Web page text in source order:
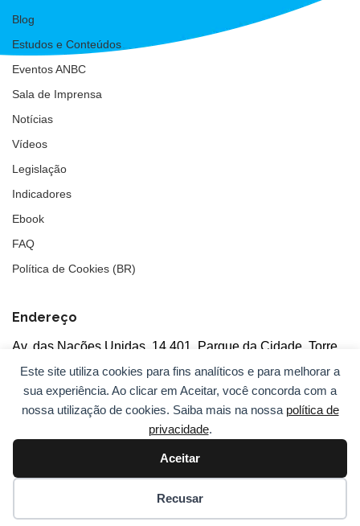
Este site utiliza cookies para fins analíticos e para melhorar a
sua experiência. Ao clicar em Aceitar, você concorda com a
nossa utilização de cookies. Saiba mais na nossa política de
privacidade.
Aceitar
Recusar
Blog
Estudos e Conteúdos
Eventos ANBC
Sala de Imprensa
Notícias
Vídeos
Legislação
Indicadores
Ebook
FAQ
Política de Cookies (BR)
Endereço
Av. das Nações Unidas, 14.401, Parque da Cidade, Torre
Tarumã
5°andar, salas 502/503, CEP: 04730-090, São Paulo, SP
Todos os direitos reservados.